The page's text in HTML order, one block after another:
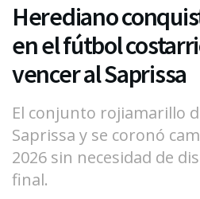
Herediano
en el fútbol
vencer al Saprissa
El conjunto rojiamarillo
Saprissa y se coronó
2026 sin necesidad de
final.